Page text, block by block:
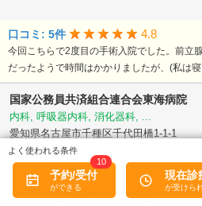
口コミ: 5件 4.8
今回こちらで2度目の手術入院でした。前立
だったようで時間はかかりましたが、(私は
国家公務員共済組合連合会東海病院
内科, 呼吸器内科, 消化器科, ...
愛知県名古屋市千種区千代田橋1-1-1
口コミ: 1件 4
整形外科に何度も通わせていただいており
予約/受付
10
現在診